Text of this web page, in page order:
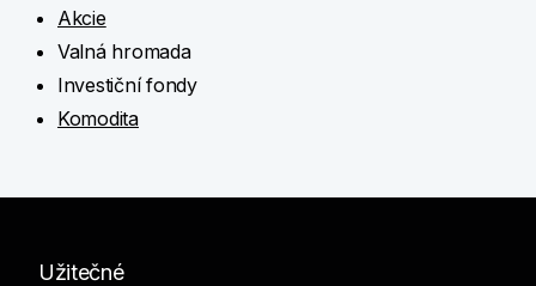
Akcie
Valná hromada
Investiční fondy
Komodita
Užitečné